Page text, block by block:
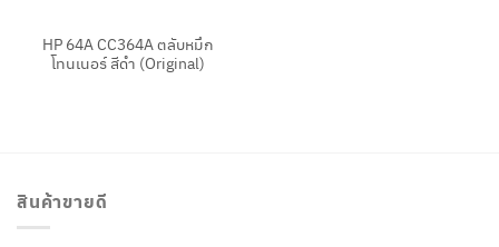
HP 64A CC364A ตลับหมึก
โทนเนอร์ สีดำ (Original)
สินค้าขายดี